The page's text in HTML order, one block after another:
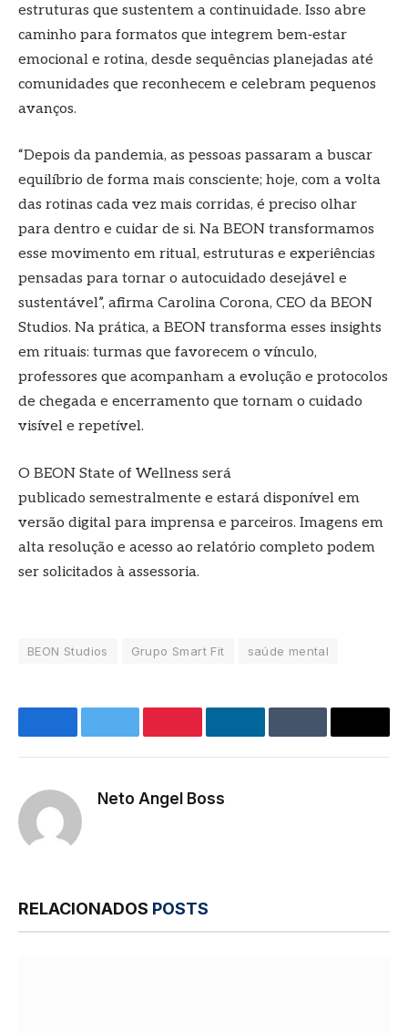
estruturas que sustentem a continuidade. Isso abre
caminho para formatos que integrem bem‑estar
emocional e rotina, desde sequências planejadas até
comunidades que reconhecem e celebram pequenos
avanços.
“Depois da pandemia, as pessoas passaram a buscar
equilíbrio de forma mais consciente; hoje, com a volta
das rotinas cada vez mais corridas, é preciso olhar
para dentro e cuidar de si. Na BEON transformamos
esse movimento em ritual, estruturas e experiências
pensadas para tornar o autocuidado desejável e
sustentável”, afirma Carolina Corona, CEO da BEON
Studios. Na prática, a BEON transforma esses insights
em rituais: turmas que favorecem o vínculo,
professores que acompanham a evolução e protocolos
de chegada e encerramento que tornam o cuidado
visível e repetível.
O BEON State of Wellness será
publicado semestralmente e estará disponível em
versão digital para imprensa e parceiros. Imagens em
alta resolução e acesso ao relatório completo podem
ser solicitados à assessoria.
BEON Studios Grupo Smart Fit saúde mental
FacebookTwitter PinterestLinkedInTumblr E-
Neto Angel Boss
RELACIONADOS POSTS